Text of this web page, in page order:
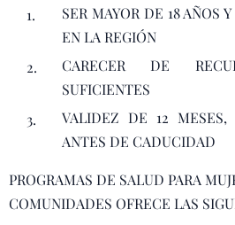
SER MAYOR DE 18 AÑOS
EN LA REGIÓN
CARECER DE
SUFICIENTES
VALIDEZ DE 12 MESES,
ANTES DE CADUCIDAD
PROGRAMAS DE SALUD PARA
COMUNIDADES OFRECE LAS